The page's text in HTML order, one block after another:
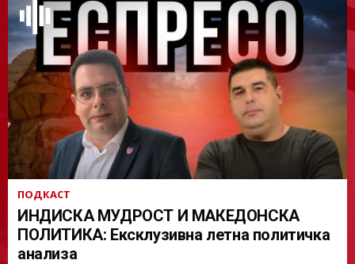
АСТ
ПОДКАСТ
ИНДИСКА МУДРОСТ И МАКЕДОНСКА
ПОЛИТИКА: Ексклузивна летна политичка
анализа